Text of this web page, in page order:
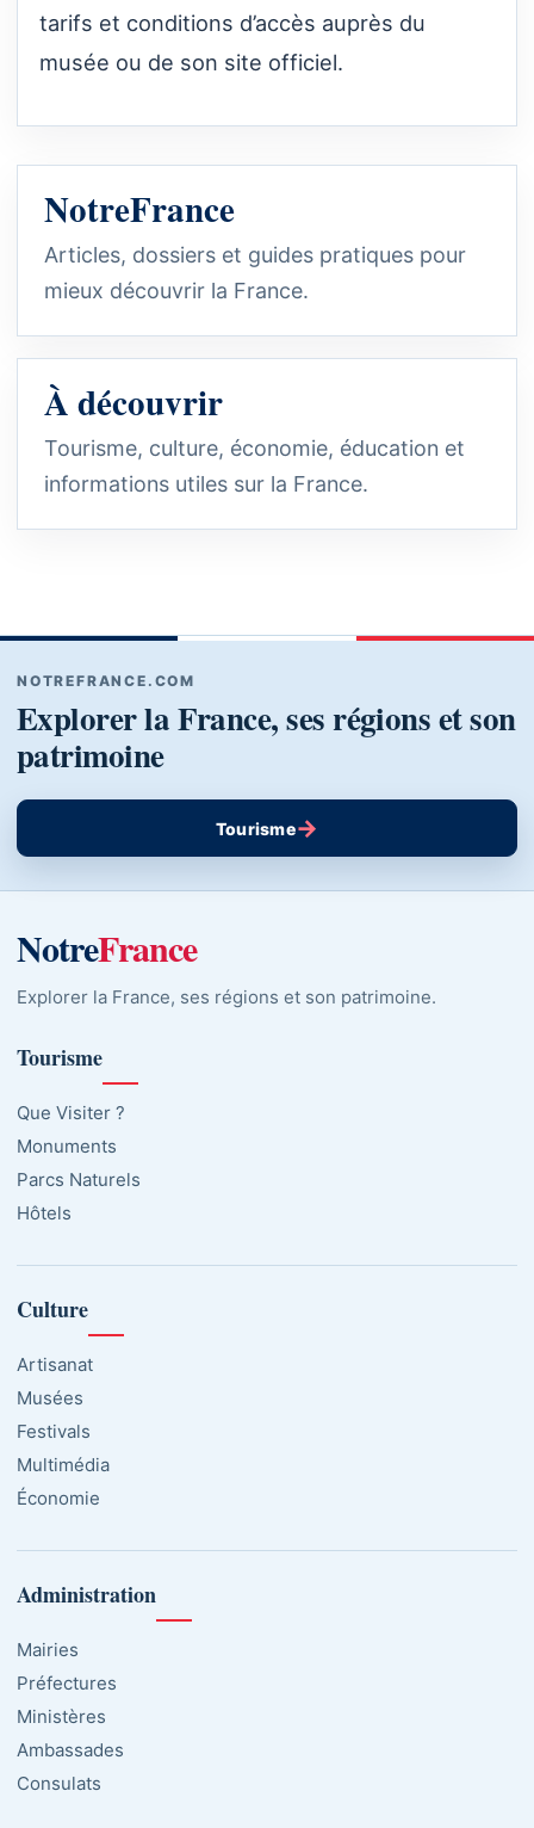
tarifs et conditions d’accès auprès du
musée ou de son site officiel.
NotreFrance
Articles, dossiers et guides pratiques pour
mieux découvrir la France.
À découvrir
Tourisme, culture, économie, éducation et
informations utiles sur la France.
NOTREFRANCE.COM
Explorer la France, ses régions et son
patrimoine
Tourisme→
NotreFrance
Explorer la France, ses régions et son patrimoine.
Tourisme
Que Visiter ?
Monuments
Parcs Naturels
Hôtels
Culture
Artisanat
Musées
Festivals
Multimédia
Économie
Administration
Mairies
Préfectures
Ministères
Ambassades
Consulats